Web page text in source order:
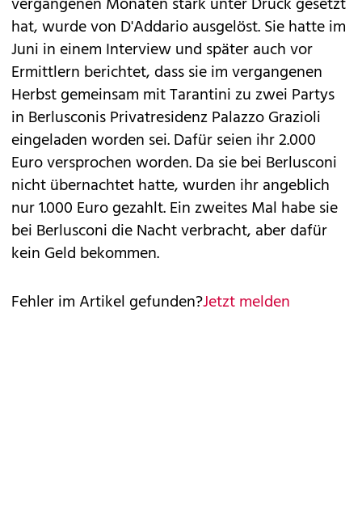
hat, wurde von D'Addario ausgelöst. Sie hatte im
Juni in einem Interview und später auch vor
Ermittlern berichtet, dass sie im vergangenen
Herbst gemeinsam mit Tarantini zu zwei Partys
in Berlusconis Privatresidenz Palazzo Grazioli
eingeladen worden sei. Dafür seien ihr 2.000
Euro versprochen worden. Da sie bei Berlusconi
nicht übernachtet hatte, wurden ihr angeblich
nur 1.000 Euro gezahlt. Ein zweites Mal habe sie
bei Berlusconi die Nacht verbracht, aber dafür
kein Geld bekommen.
Fehler im Artikel gefunden?Jetzt melden